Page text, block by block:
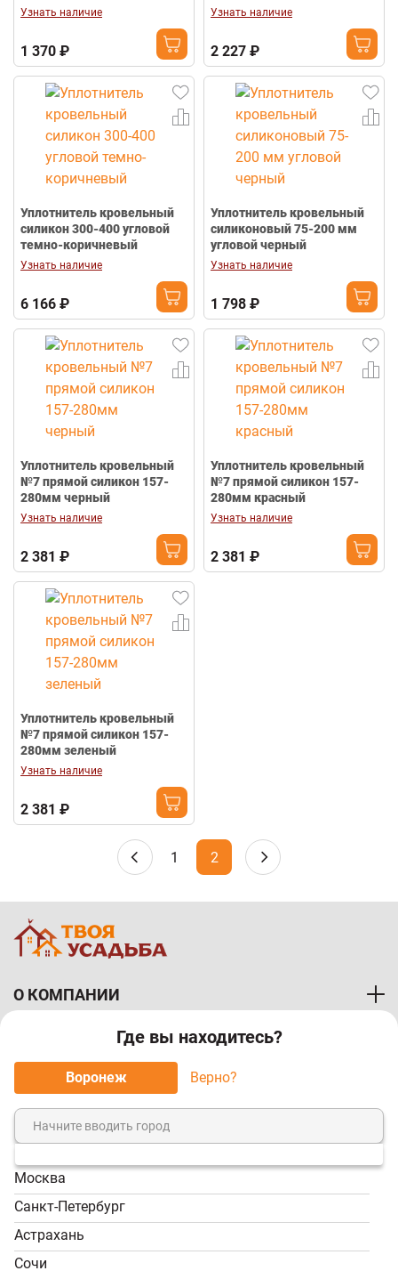
Где вы находитесь?
Воронеж Верно?
Москва
Санкт-Петербург
Астрахань
Сочи
Узнать наличие
1 370 ₽
Узнать наличие
2 227 ₽
Уплотнитель кровельный
силикон 300-400 угловой
темно-коричневый
Узнать наличие
6 166 ₽
Уплотнитель кровельный
силиконовый 75-200 мм
угловой черный
Узнать наличие
1 798 ₽
Уплотнитель кровельный
№7 прямой силикон 157-
280мм черный
Узнать наличие
2 381 ₽
Уплотнитель кровельный
№7 прямой силикон 157-
280мм красный
Узнать наличие
2 381 ₽
Уплотнитель кровельный
№7 прямой силикон 157-
280мм зеленый
Узнать наличие
2 381 ₽
1 2
О КОМПАНИИ
ПОКУПАТЕЛЯМ
МЫ ПРИНИМАЕМ К ОПЛАТЕ:
8 (800) 7-000-828
Звонок бесплатный!
Пн-Пт, 9:00-18:00; Сб -
Вс, 9:00-17:00